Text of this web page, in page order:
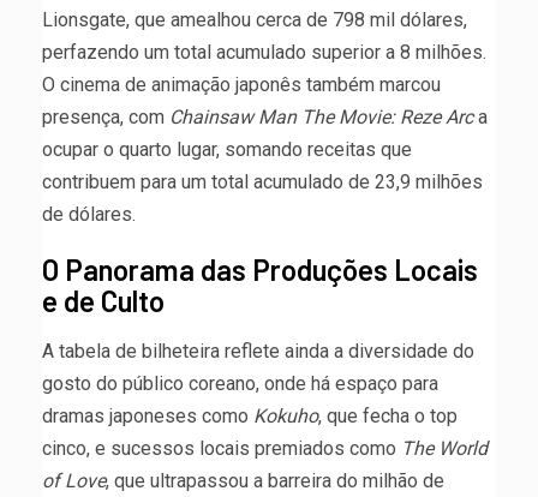
Lionsgate, que amealhou cerca de 798 mil dólares,
perfazendo um total acumulado superior a 8 milhões.
O cinema de animação japonês também marcou
presença, com Chainsaw Man The Movie: Reze Arca
ocupar o quarto lugar, somando receitas que
contribuem para um total acumulado de 23,9 milhões
de dólares.
O Panorama das Produções Locais
e de Culto
A tabela de bilheteira reflete ainda a diversidade do
gosto do público coreano, onde há espaço para
dramas japoneses como Kokuho, que fecha o top
cinco, e sucessos locais premiados como The World
of Love, que ultrapassou a barreira do milhão de